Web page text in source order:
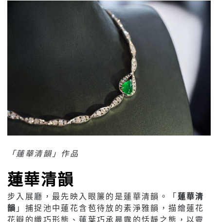
「蓮華清韻」作品
蓮華清韻
步入展廳，最先映入眼簾的是蓮華清韻。「 蓮華清
韻 」捕捉池中蓮花含苞待放的素淨雅韻，描繪蓮花
花瓣的纖巧形態、蓮葉巧承晨露的恬靜之態，以靈